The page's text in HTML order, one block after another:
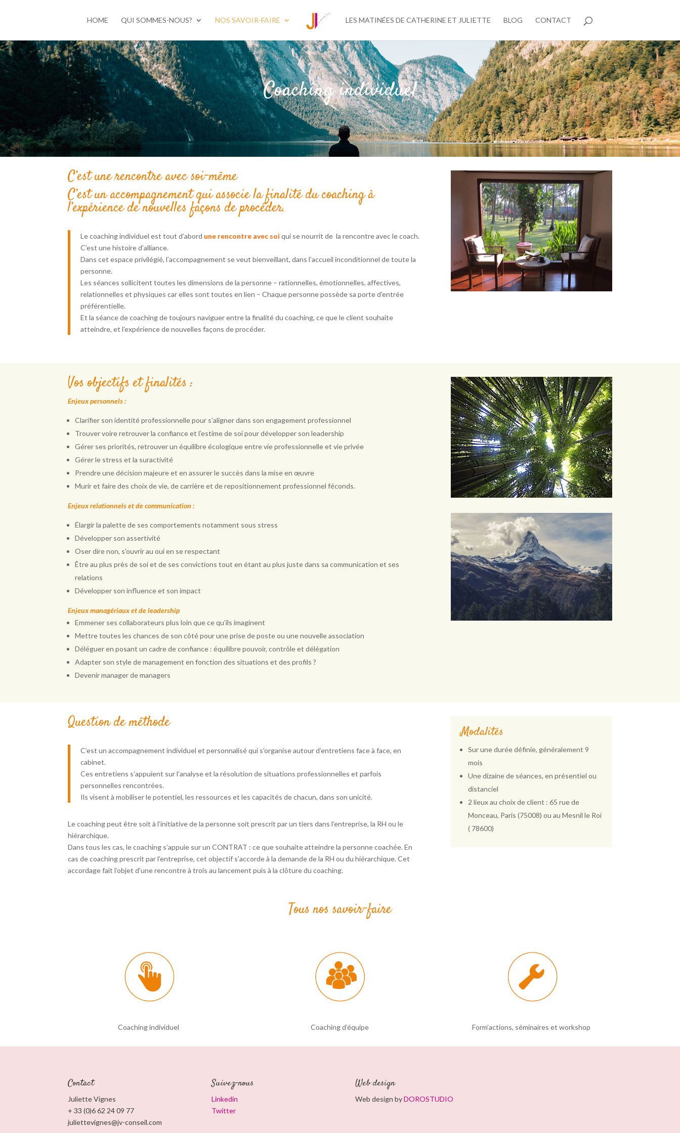
HOME QUI SOMMES-NOUS? NOS SAVOIR-FAIRE LES MATINÉES DE CATHERINE ET JULIETTE BLOG CONTACT
Coaching individuel
C’est une rencontre avec soi-même
C’est un accompagnement qui associe la finalité du coaching à
l’expérience de nouvelles façons de procéder.
Le coaching individuel est tout d’abord une rencontre avec soi qui se nourrit de la rencontre avec le coach.
C’est une histoire d’alliance.
Dans cet espace privilégié, l’accompagnement se veut bienveillant, dans l’accueil inconditionnel de toute la
personne.
Les séances sollicitent toutes les dimensions de la personne – rationnelles, émotionnelles, affectives,
relationnelles et physiques car elles sont toutes en lien – Chaque personne possède sa porte d’entrée
préférentielle.
Et la séance de coaching de toujours naviguer entre la finalité du coaching, ce que le client souhaite
atteindre, et l’expérience de nouvelles façons de procéder.
Vos objectifs et finalités :
Enjeux personnels :
Clarifier son identité professionnelle pour s’aligner dans son engagement professionnel
Trouver voire retrouver la confiance et l’estime de soi pour développer son leadership
Gérer ses priorités, retrouver un équilibre écologique entre vie professionnelle et vie privée
Gérer le stress et la suractivité
Prendre une décision majeure et en assurer le succès dans la mise en œuvre
Murir et faire des choix de vie, de carrière et de repositionnement professionnel féconds.
Enjeux relationnels et de communication :
Élargir la palette de ses comportements notamment sous stress
Développer son assertivité
Oser dire non, s’ouvrir au oui en se respectant
Être au plus près de soi et de ses convictions tout en étant au plus juste dans sa communication et ses
relations
Développer son influence et son impact
Enjeux managériaux et de leadership
Emmener ses collaborateurs plus loin que ce qu’ils imaginent
Mettre toutes les chances de son côté pour une prise de poste ou une nouvelle association
Déléguer en posant un cadre de confiance : équilibre pouvoir, contrôle et délégation
Adapter son style de management en fonction des situations et des profils ?
Devenir manager de managers
Question de méthode
C’est un accompagnement individuel et personnalisé qui s’organise autour d’entretiens face à face, en
cabinet.
Ces entretiens s’appuient sur l’analyse et la résolution de situations professionnelles et parfois
personnelles rencontrées.
Ils visent à mobiliser le potentiel, les ressources et les capacités de chacun, dans son unicité.
Le coaching peut être soit à l’initiative de la personne soit prescrit par un tiers dans l’entreprise, la RH ou le
hiérarchique.
Dans tous les cas, le coaching s’appuie sur un CONTRAT : ce que souhaite atteindre la personne coachée. En
cas de coaching prescrit par l’entreprise, cet objectif s’accorde à la demande de la RH ou du hiérarchique. Cet
accordage fait l’objet d’une rencontre à trois au lancement puis à la clôture du coaching.
Modalités
Sur une durée définie, généralement 9
mois
Une dizaine de séances, en présentiel ou
distanciel
2 lieux au choix de client : 65 rue de
Monceau, Paris (75008) ou au Mesnil le Roi
( 78600)
Tous nos savoir-faire
Coaching individuel Coaching d’équipe Form’actions, séminaires et workshop
Contact
Juliette Vignes
+ 33 (0)6 62 24 09 77
juliettevignes@jv-conseil.com
Suivez-nous
Linkedin
Twitter
Web design
Web design byDOROSTUDIO